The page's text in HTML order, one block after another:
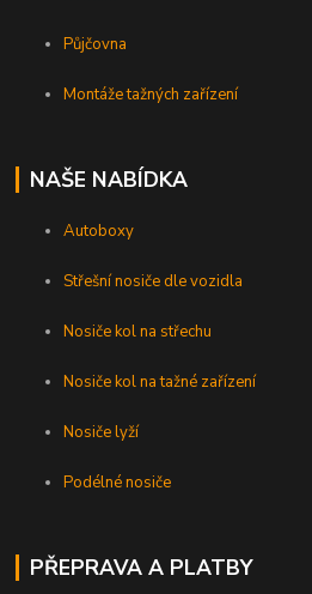
Půjčovna
Montáže tažných zařízení
NAŠE NABÍDKA
Autoboxy
Střešní nosiče dle vozidla
Nosiče kol na střechu
Nosiče kol na tažné zařízení
Nosiče lyží
Podélné nosiče
PŘEPRAVA A PLATBY